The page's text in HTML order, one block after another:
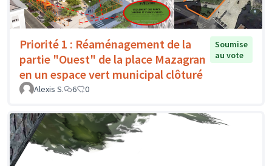
Priorité 1 : Réaménagement de la
partie "Ouest" de la place Mazagran
en un espace vert municipal clôturé
Soumise
au vote
Alexis S. 6 0